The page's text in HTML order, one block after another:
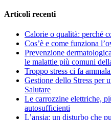
Articoli recenti
Calorie o qualità: perché
Cos’è e come funziona
Prevenzione
le malattie più comuni
Troppo stress ci fa
Gestione dello Stress per
Salutare
Le carrozzine elettriche,
autosufficienti
L’ansia: un disturbo che